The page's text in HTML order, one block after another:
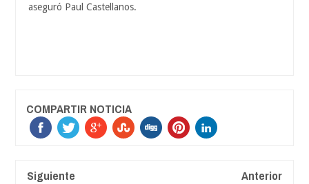
aseguró Paul Castellanos.
COMPARTIR NOTICIA
Siguiente Anterior